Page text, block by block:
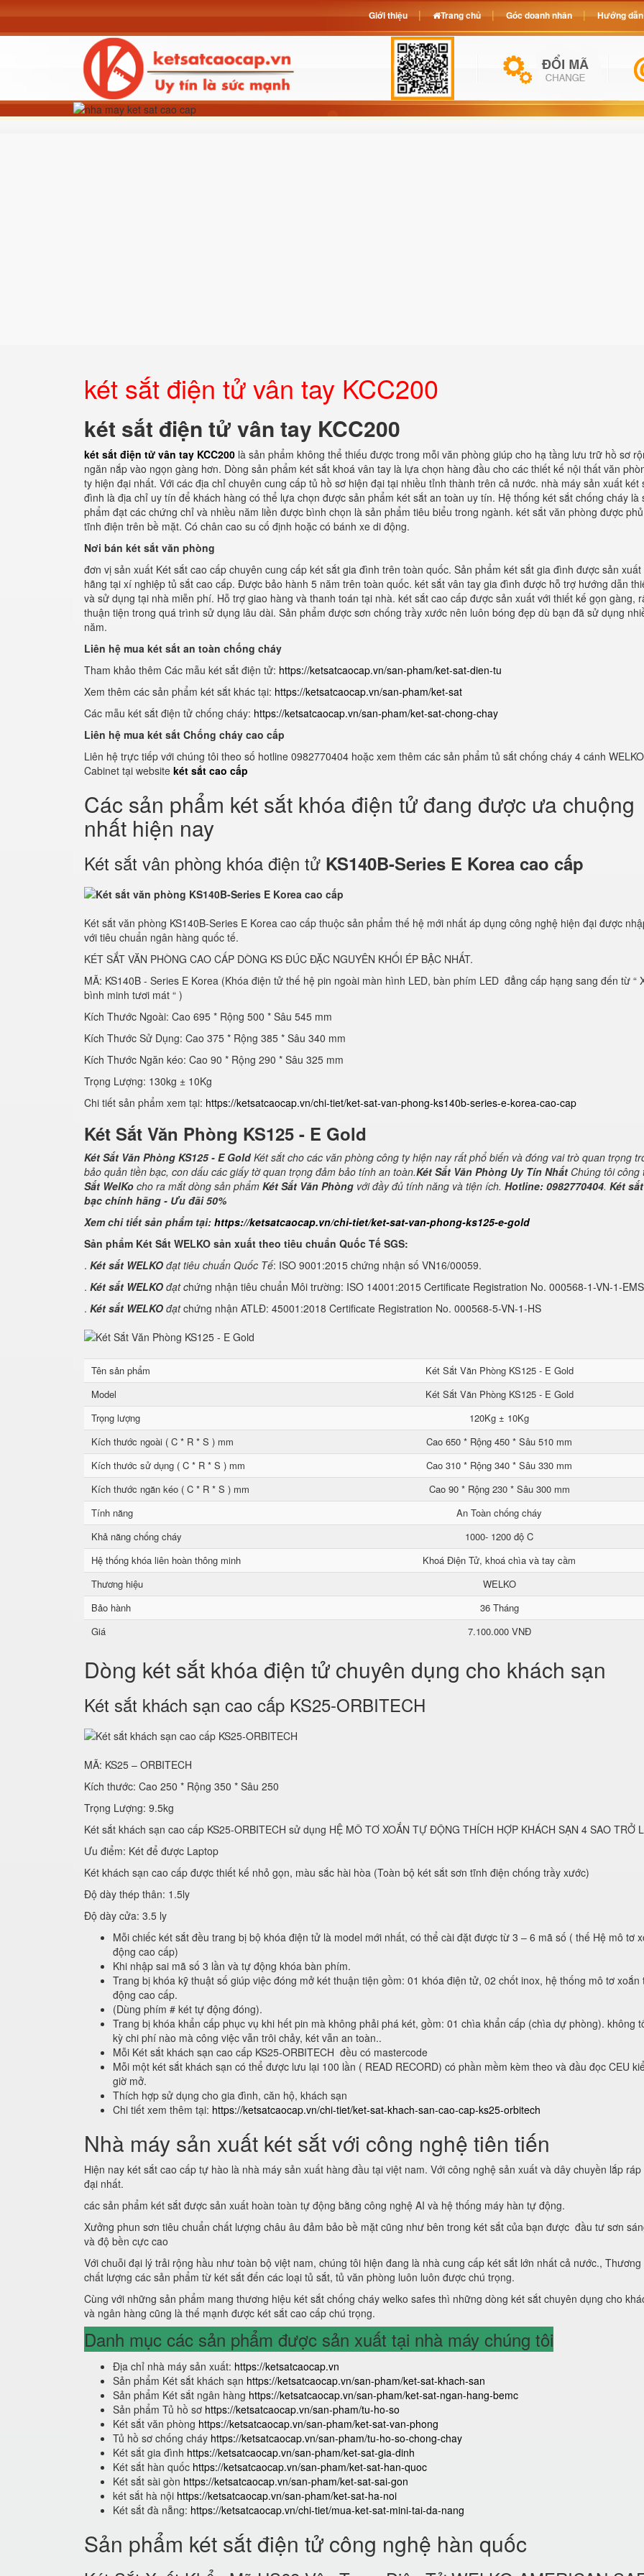
két sắt điện tử vân tay KCC200
két sắt điện tử vân tay KCC200
két sắt điện tử vân tay KCC200 là sản phẩm không thể thiếu được trong mỗi văn phòng giúp cho hạ tầng lưu trữ hồ sơ
ngăn nắp vào ngọn gàng hơn. Dòng sản phẩm két sắt khoá vân tay là lựa chọn hàng đầu cho các thiết kế nội thất văn
ty hiện đại nhất. Với các địa chỉ chuyên cung cấp tủ hồ sơ hiện đại tại nhiều tỉnh thành trên cả nước. nhà máy sản xuất két
đình là địa chỉ uy tín để khách hàng có thể lựa chọn được sản phẩm két sắt an toàn uy tín. Hệ thống két sắt chống cháy là
phẩm đạt các chứng chỉ và nhiều năm liền được bình chọn là sản phẩm tiêu biểu trong ngành. két sắt văn phòng được
tĩnh điện trên bề mặt. Có chân cao su cố định hoặc có bánh xe di động.
Nơi bán két sắt văn phòng
đơn vị sản xuất Két sắt cao cấp chuyên cung cấp két sắt gia đình trên toàn quốc. Sản phẩm két sắt gia đình được sản
hãng tại xí nghiệp tủ sắt cao cấp. Được bảo hành 5 năm trên toàn quốc. két sắt vân tay gia đình được hỗ trợ hướng dẫn
và sử dụng tại nhà miễn phí. Hỗ trợ giao hàng và thanh toán tại nhà. két sắt cao cấp được sản xuất với thiết kế gọn gàng,
thuận tiện trong quá trình sử dụng lâu dài. Sản phẩm được sơn chống trầy xước nên luôn bóng đẹp dù bạn đã sử dụng
năm.
Liên hệ mua két sắt an toàn chống cháy
Tham khảo thêm Các mẫu két sắt điện tử: https://ketsatcaocap.vn/san-pham/ket-sat-dien-tu
Xem thêm các sản phẩm két sắt khác tại: https://ketsatcaocap.vn/san-pham/ket-sat
Các mẫu két sắt điện tử chống cháy: https://ketsatcaocap.vn/san-pham/ket-sat-chong-chay
Liên hệ mua két sắt Chống cháy cao cấp
Liên hệ trực tiếp với chúng tôi theo số hotline 0982770404 hoặc xem thêm các sản phẩm tủ sắt chống cháy 4 cánh
Cabinet tại website két sắt cao cấp
Các sản phẩm két sắt khóa điện tử đang được ưa chuộng
nhất hiện nay
Két sắt vân phòng khóa điện tử KS140B-Series E Korea cao cấp
Két sắt văn phòng KS140B-Series E Korea cao cấp thuộc sản phẩm thế hệ mới nhất áp dụng công nghệ hiện đại được
với tiêu chuẩn ngân hàng quốc tế.
KÉT SẮT VĂN PHÒNG CAO CẤP DÒNG KS ĐÚC ĐẶC NGUYÊN KHỐI ÉP BẬC NHẤT.
MÃ: KS140B - Series E Korea (Khóa điện tử thế hệ pin ngoài màn hình LED, bàn phím LED đẳng cấp hạng sang đến từ “
bình minh tươi mát “ )
Kích Thước Ngoài: Cao 695 * Rộng 500 * Sâu 545 mm
Kích Thước Sử Dụng: Cao 375 * Rộng 385 * Sâu 340 mm
Kích Thước Ngăn kéo: Cao 90 * Rộng 290 * Sâu 325 mm
Trọng Lượng: 130kg ± 10Kg
Chi tiết sản phẩm xem tại: https://ketsatcaocap.vn/chi-tiet/ket-sat-van-phong-ks140b-series-e-korea-cao-cap
Két Sắt Văn Phòng KS125 - E Gold
Két Sắt Văn Phòng KS125 - E GoldKét sắt cho các văn phòng công ty hiện nay rất phổ biến và đóng vai trò quan trọng
bảo quản tiền bạc, con dấu các giấy tờ quan trọng đảm bảo tính an toàn.Két Sắt Văn Phòng Uy Tín Nhất Chúng tôi
Sắt WelKo cho ra mắt dòng sản phẩm Két Sắt Văn Phòng với đầy đủ tính năng và tiện ích. Hotline: 0982770404. Két
bạc chính hãng - Ưu đãi 50%
Xem chi tiết sản phẩm tại: https://ketsatcaocap.vn/chi-tiet/ket-sat-van-phong-ks125-e-gold
Sản phẩm Két Sắt WELKO sản xuất theo tiêu chuẩn Quốc Tế SGS:
. Két sắt WELKO đạt tiêu chuẩn Quốc Tế: ISO 9001:2015 chứng nhận số VN16/00059.
. Két sắt WELKO đạt chứng nhận tiêu chuẩn Môi trường: ISO 14001:2015 Certificate Registration No. 000568-1-VN-1-EMS
. Két sắt WELKO đạtchứng nhận ATLĐ: 45001:2018 Certificate Registration No. 000568-5-VN-1-HS
Tên sản phẩm
Két Sắt Văn Phòng KS125 - E Gold
Model
Két Sắt Văn Phòng KS125 - E Gold
Trọng lượng
120Kg ± 10Kg
Kích thước ngoài ( C * R * S ) mm
Cao 650 * Rộng 450 * Sâu 510 mm
Kích thước sử dụng ( C * R * S ) mm
Cao 310 * Rộng 340 * Sâu 330 mm
Kích thước ngăn kéo ( C * R * S ) mm
Cao 90 * Rộng 230 * Sâu 300 mm
Tính năng
An Toàn chống cháy
Khả năng chống cháy
1000- 1200 độ C
Hệ thống khóa liên hoàn thông minh
Khoá Điện Tử, khoá chìa và tay cầm
Thương hiệu
WELKO
Bảo hành
36 Tháng
Giá
7.100.000 VNĐ
Dòng két sắt khóa điện tử chuyên dụng cho khách sạn
Két sắt khách sạn cao cấp KS25-ORBITECH
MÃ: KS25 – ORBITECH
Kích thước: Cao 250 * Rộng 350 * Sâu 250
Trọng Lượng: 9.5kg
Két sắt khách sạn cao cấp KS25-ORBITECH sử dụng HỆ MÔ TƠ XOẮN TỰ ĐỘNG THÍCH HỢP KHÁCH SẠN 4 SAO TRỞ
Ưu điểm: Két để được Laptop
Két khách sạn cao cấp được thiết kế nhỏ gọn, màu sắc hài hòa (Toàn bộ két sắt sơn tĩnh điện chống trầy xước)
Độ dày thép thân: 1.5ly
Độ dày cửa: 3.5 ly
Mỗi chiếc két sắt đều trang bị bộ khóa điện tử là model mới nhất, có thể cài đặt được từ 3 – 6 mã số ( thế Hệ mô tơ
động cao cấp)
Khi nhập sai mã số 3 lần và tự động khóa bàn phím.
Trang bị khóa kỹ thuật số giúp việc đóng mở két thuận tiện gồm: 01 khóa điện tử, 02 chốt inox, hệ thống mô tơ xoắn
động cao cấp.
(Dùng phím # két tự động đóng).
Trang bị khóa khẩn cấp phục vụ khi hết pin mà không phải phá két, gồm: 01 chìa khẩn cấp (chìa dự phòng). không
kỳ chi phí nào mà công việc vẫn trôi chảy, két vẫn an toàn..
Mỗi Két sắt khách sạn cao cấp KS25-ORBITECH đều có mastercode
Mỗi một két sắt khách sạn có thể được lưu lại 100 lần ( READ RECORD) có phần mềm kèm theo và đầu đọc CEU
giờ mở.
Thích hợp sử dụng cho gia đình, căn hộ, khách sạn
Chi tiết xem thêm tại: https://ketsatcaocap.vn/chi-tiet/ket-sat-khach-san-cao-cap-ks25-orbitech
Nhà máy sản xuất két sắt với công nghệ tiên tiến
Hiện nay két sắt cao cấp tự hào là nhà máy sản xuất hàng đầu tại việt nam. Với công nghệ sản xuất và dây chuyền lắp ráp
đại nhất.
các sản phẩm két sắt được sản xuất hoàn toàn tự động bằng công nghệ AI và hệ thống máy hàn tự động.
Xưởng phun sơn tiêu chuẩn chất lượng châu âu đảm bảo bề mặt cũng như bên trong két sắt của bạn được đầu tư sơn
và độ bền cực cao
Với chuỗi đại lý trải rộng hầu như toàn bộ việt nam, chúng tôi hiện đang là nhà cung cấp két sắt lớn nhất cả nước., Thương
chất lượng các sản phẩm từ két sắt đến các loại tủ sắt, tủ văn phòng luôn luôn được chú trọng.
Cùng với những sản phẩm mang thương hiệu két sắt chống cháy welko safes thì những dòng két sắt chuyên dụng cho
và ngân hàng cũng là thế mạnh được két sắt cao cấp chú trọng.
Danh mục các sản phẩm được sản xuất tại nhà máy chúng tôi
Địa chỉ nhà máy sản xuất: https://ketsatcaocap.vn
Sản phẩm Két sắt khách sạn https://ketsatcaocap.vn/san-pham/ket-sat-khach-san
Sản phẩm Két sắt ngân hàng https://ketsatcaocap.vn/san-pham/ket-sat-ngan-hang-bemc
Sản phẩm Tủ hồ sơ https://ketsatcaocap.vn/san-pham/tu-ho-so
Két sắt văn phòng https://ketsatcaocap.vn/san-pham/ket-sat-van-phong
Tủ hồ sơ chống cháy https://ketsatcaocap.vn/san-pham/tu-ho-so-chong-chay
Két sắt gia đình https://ketsatcaocap.vn/san-pham/ket-sat-gia-dinh
Két sắt hàn quốc https://ketsatcaocap.vn/san-pham/ket-sat-han-quoc
Két sắt sài gòn https://ketsatcaocap.vn/san-pham/ket-sat-sai-gon
két sắt hà nội https://ketsatcaocap.vn/san-pham/ket-sat-ha-noi
Két sắt đà nẵng: https://ketsatcaocap.vn/chi-tiet/mua-ket-sat-mini-tai-da-nang
Sản phẩm két sắt điện tử công nghệ hàn quốc
Giới thiệu Trang chủ Góc doanh nhân Hướng